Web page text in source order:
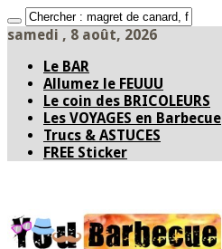
samedi , 8 août, 2026
Le BAR
Allumez le FEUUU
Le coin des BRICOLEURS
Les VOYAGES en Barbecue
Trucs & ASTUCES
FREE Sticker